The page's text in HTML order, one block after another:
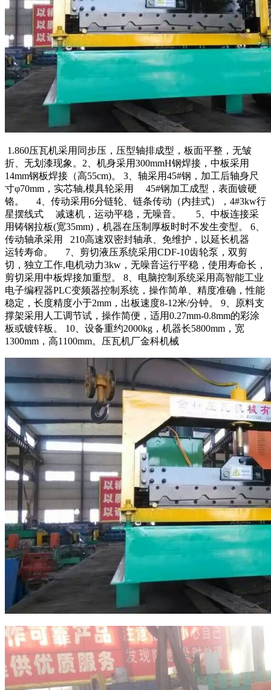
1.860压瓦机采用同步压，压型轴排成型，板面平整，无皱
折、无划漆现象。 2 、机身采用300mmH钢焊接，中板采用
14mm钢板焊接（高55cm)。 3 、轴采用45#钢，加工后轴身尺
寸φ70mm ，实芯轴,模具轮采用 45#钢加工成型，表面镀硬
铬。
4 、传动采用6分链轮、链条传动（内挂式）， 4#3kw行
星摆线式
减速机，运动平稳，无噪音。 5 、中板连接采
用铸钢拉板(宽35mm) ，机器在压制厚板时时不发生变型。 6
传动轴承采用 210高速双密封轴承、免维护，以延长机器
运转寿命。
7 、剪切液压系统采用CDF-10齿轮泵，双剪
切，独立工作,电机动力3kw ，无噪音运行平稳，使用寿命长，
剪切采用中板焊接加重型。
8 、电脑控制系统采用高智能工业
电子编程器PLC变频器控制系统，操作简单、精度准确，性能
稳定，长度精度小于2mm ，出板速度8-12米/分钟。 9 、原料支
撑架采用人工调节试，操作简便，适用0.27mm-0.8mm的彩涂
板或镀锌板。
10 、设备重约2000kg ，机器长5800mm ，宽
1300mm ，高1100mm。 压瓦机厂金科机械